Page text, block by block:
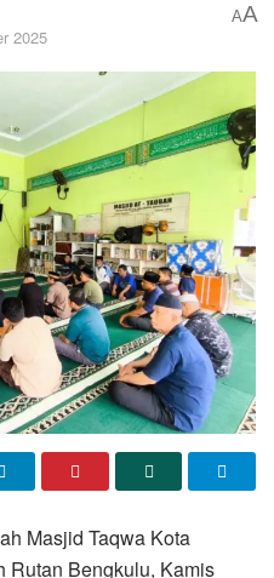
2025
AA
Masjid Taqwa Kota
Rutan Bengkulu, Kamis